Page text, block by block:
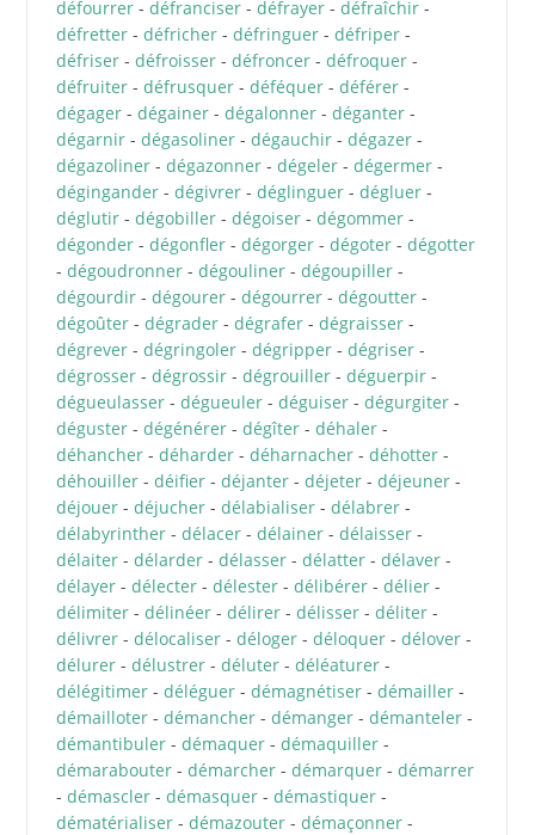
défourrer- défranciser- défrayer- défraîchir-
défretter- défricher- défringuer- défriper-
défriser- défroisser- défroncer- défroquer-
défruiter- défrusquer- déféquer- déférer-
dégager- dégainer- dégalonner- déganter-
dégarnir- dégasoliner- dégauchir- dégazer-
dégazoliner- dégazonner- dégeler- dégermer-
dégingander- dégivrer- déglinguer- dégluer-
déglutir- dégobiller- dégoiser- dégommer-
dégonder- dégonfler- dégorger- dégoter- dégotter
- dégoudronner- dégouliner- dégoupiller-
dégourdir- dégourer- dégourrer- dégoutter-
dégoûter- dégrader- dégrafer- dégraisser-
dégrever- dégringoler- dégripper- dégriser-
dégrosser- dégrossir- dégrouiller- déguerpir-
dégueulasser- dégueuler- déguiser- dégurgiter-
déguster- dégénérer- dégîter- déhaler-
déhancher- déharder- déharnacher- déhotter-
déhouiller- déifier- déjanter- déjeter- déjeuner-
déjouer- déjucher- délabialiser- délabrer-
délabyrinther- délacer- délainer- délaisser-
délaiter- délarder- délasser- délatter- délaver-
délayer- délecter- délester- délibérer- délier-
délimiter- délinéer- délirer- délisser- déliter-
délivrer- délocaliser- déloger- déloquer- délover-
délurer- délustrer- déluter- déléaturer-
délégitimer- déléguer- démagnétiser- démailler-
démailloter- démancher- démanger- démanteler-
démantibuler- démaquer- démaquiller-
démarabouter- démarcher- démarquer- démarrer
- démascler- démasquer- démastiquer-
dématérialiser- démazouter- démaçonner-